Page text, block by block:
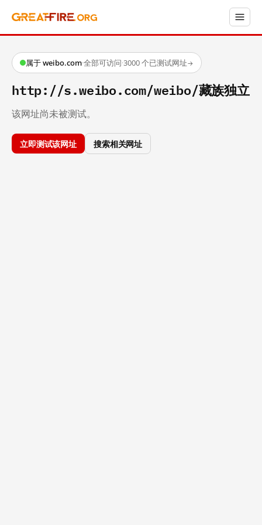
属于 weibo.com·全部可访问·3000 个已测试网址→
http://s.weibo.com/weibo/藏族独立
该网址尚未被测试。
立即测试该网址 搜索相关网址